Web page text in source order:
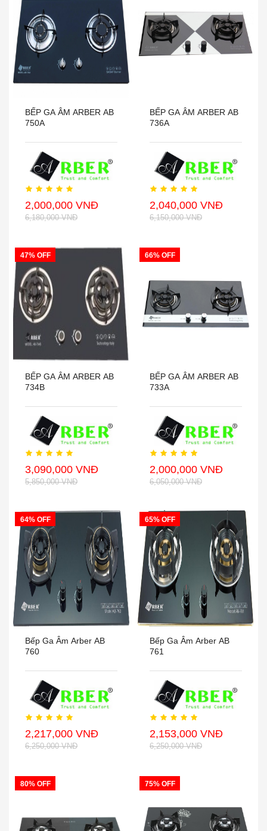
BẾP GA ÂM ARBER AB
750A
2,000,000 VNĐ
6,180,000 VNĐ
BẾP GA ÂM ARBER AB
736A
2,040,000 VNĐ
6,150,000 VNĐ
47% OFF
BẾP GA ÂM ARBER AB
734B
3,090,000 VNĐ
5,850,000 VNĐ
66% OFF
BẾP GA ÂM ARBER AB
733A
2,000,000 VNĐ
6,050,000 VNĐ
64% OFF
Bếp Ga Âm Arber AB
760
2,217,000 VNĐ
6,250,000 VNĐ
65% OFF
Bếp Ga Âm Arber AB
761
2,153,000 VNĐ
6,250,000 VNĐ
80% OFF 75% OFF